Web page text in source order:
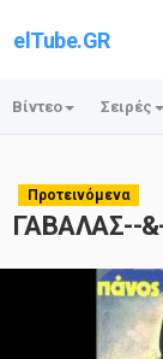
elTube.GR
Βίντεο Σειρές
Προτεινόμενα
ΓΑΒΑΛΑΣ--